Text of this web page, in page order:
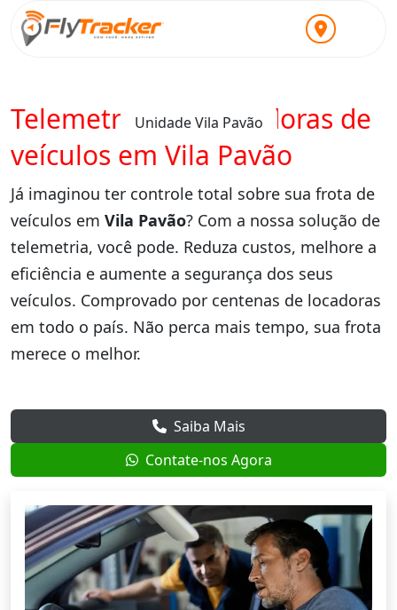
Unidade Vila Pavão
Telemetria para locadoras de
veículos em Vila Pavão
Já imaginou ter controle total sobre sua frota de
veículos em Vila Pavão? Com a nossa solução de
telemetria, você pode. Reduza custos, melhore a
eficiência e aumente a segurança dos seus
veículos. Comprovado por centenas de locadoras
em todo o país. Não perca mais tempo, sua frota
merece o melhor.
Saiba Mais
Contate-nos Agora